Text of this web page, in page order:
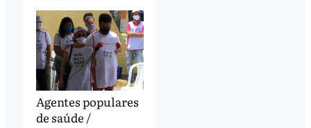
Agentes populares
de saúde /